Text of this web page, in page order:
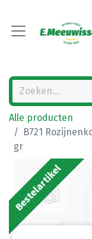
Alle producten
B721
gr
Bestelartikel